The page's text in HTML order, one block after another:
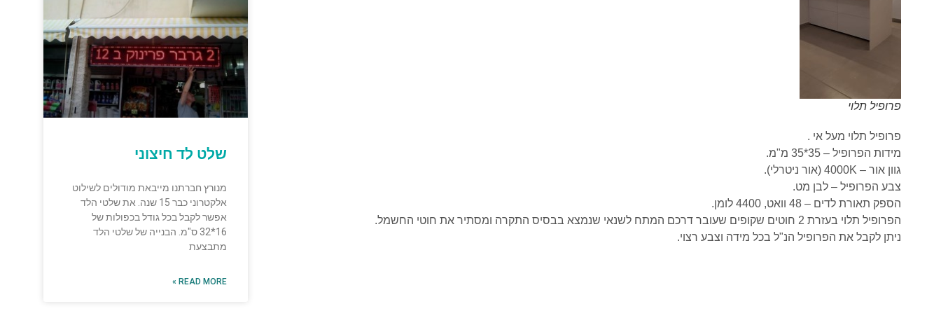
פרופיל תלוי
פרופיל תלוי מעל אי .
מידות הפרופיל – 35*35 מ"מ.
גוון אור – 4000K (אור ניטרלי).
צבע הפרופיל – לבן מט.
הספק תאורת לדים – 48 וואט, 4400 לומן.
הפרופיל תלוי בעזרת 2 חוטים שקופים שעובר דרכם המתח לשנאי שנמצא בבסיס התקרה ומסתיר את חוטי החשמל.
ניתן לקבל את הפרופיל הנ"ל בכל מידה וצבע רצוי.
שלט לד חיצוני
מנורץ חברתנו מייבאת מודולים לשילוט
אלקטרוני כבר 15 שנה. את שלטי הלד
אפשר לקבל בכל גודל בכפולות של
16*32 ס"מ. הבנייה של שלטי הלד
מתבצעת
READ MORE »